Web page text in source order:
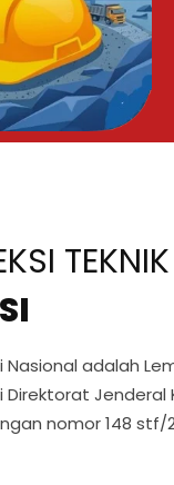
TEKNIK
Nasional adalah
Jenderal
nomor 148 stf/